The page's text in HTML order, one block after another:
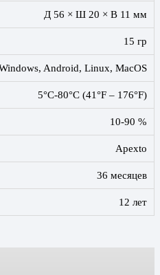
Д 56 × Ш 20 × В 11 мм
15 гр
Android, Linux, MacOS
5°C-80°C (41°F – 176°F)
10-90 %
Apexto
36 месяцев
12 лет